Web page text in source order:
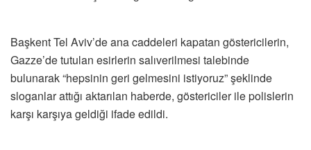
Başkent Tel Aviv’de ana caddeleri kapatan göstericilerin,
Gazze’de tutulan esirlerin salıverilmesi talebinde
bulunarak “hepsinin geri gelmesini istiyoruz” şeklinde
sloganlar attığı aktarılan haberde, göstericiler ile polislerin
karşı karşıya geldiği ifade edildi.